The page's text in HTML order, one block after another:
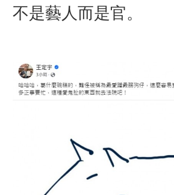
不是藝人而是官。